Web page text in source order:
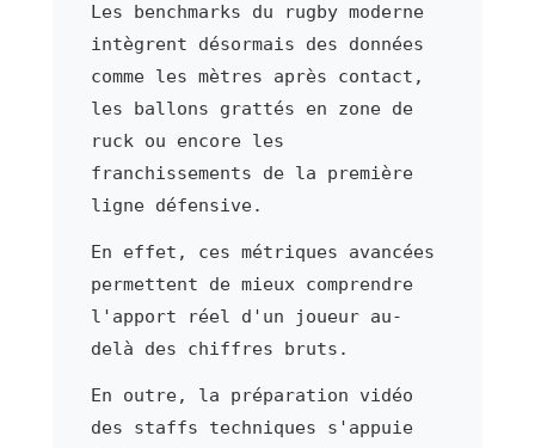
Les benchmarks du rugby moderne
intègrent désormais des données
comme les mètres après contact,
les ballons grattés en zone de
ruck ou encore les
franchissements de la première
ligne défensive.
En effet, ces métriques avancées
permettent de mieux comprendre
l'apport réel d'un joueur au-
delà des chiffres bruts.
En outre, la préparation vidéo
des staffs techniques s'appuie